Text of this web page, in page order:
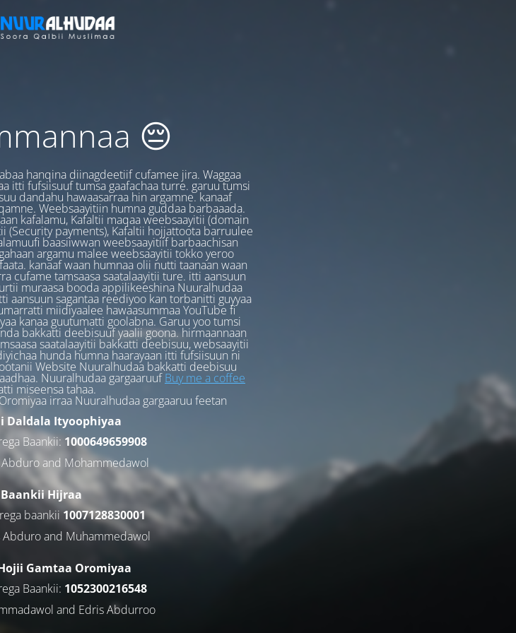
😔
hanqina diinagdeetiif cufamee jira. Waggaa
itti fufsiisuuf tumsa gaafachaa turre. garuu tumsi
dandahu hawaasarraa hin argamne. kanaaf
Weebsaayitiin humna guddaa barbaaada.
kafalamu, Kafaltii maqaa weebsaayitii (domain
(Security payments), Kafaltii hojjattoota barruulee
baasiiwwan weebsaayitiif barbaachisan
argamu malee weebsaayitii tokko yeroo
kanaaf waan humnaa olii nutti taanaan waan
cufame tamsaasa saatalaayitii ture. itti aansuun
muraasa booda appilikeeshina Nuuralhudaa
aansuun sagantaa reediyoo kan torbanitti guyyaa
miidiyaalee hawaasummaa YouTube fi
kanaa guutumatti goolabna. Garuu yoo tumsi
bakkatti deebisuuf yaalii goona. hirmaannaan
saatalaayitii bakkatti deebisuu, websaayitii
hunda humna haarayaan itti fufsiisuun ni
Website Nuuralhudaa bakkatti deebisuu
Nuuralhudaa gargaaruufBuy me a coffee
miseensa tahaa.
irraa Nuuralhudaa gargaaruu feetan
Daldala Ityoophiyaa
Baankii: 1000649659908
and Mohammedawol
Baankii Hijraa
baankii 1007128830001
Abduro and Muhammedawol
Gamtaa Oromiyaa
Baankii: 1052300216548
and Edris Abdurroo